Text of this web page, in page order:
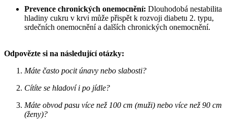
Prevence chronických onemocnění: Dlouhodobá nestabilita
hladiny cukru v krvi může přispět k rozvoji diabetu 2. typu,
srdečních onemocnění a dalších chronických onemocnění.
Odpovězte si na následující otázky:
Máte často pocit únavy nebo slabosti?
Cítíte se hladoví i po jídle?
Máte obvod pasu více než 100 cm (muži) nebo více než 90 cm
(ženy)?